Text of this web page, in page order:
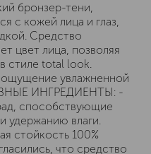
бронзер-тени,
с кожей лица и глаз,
Средство
цвет лица, позволяя
стиле total look.
увлажненной
ИНГРЕДИЕНТЫ: -
способствующие
удержанию влаги.
стойкость 100%
что средство